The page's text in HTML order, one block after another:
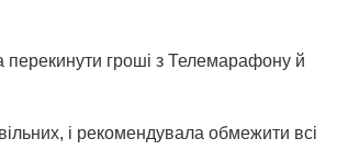
перекинути гроші з Телемарафону й
і рекомендувала обмежити всі